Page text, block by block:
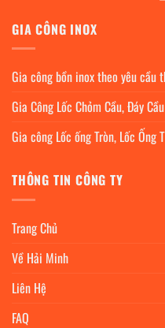
GIA CÔNG INOX
Gia công bồn inox theo yêu cầu
Gia Công Lốc Chỏm Cầu, Đáy
Gia công Lốc ống Tròn, Lốc Ống
THÔNG TIN CÔNG TY
Trang Chủ
Về Hải Minh
Liên Hệ
FAQ